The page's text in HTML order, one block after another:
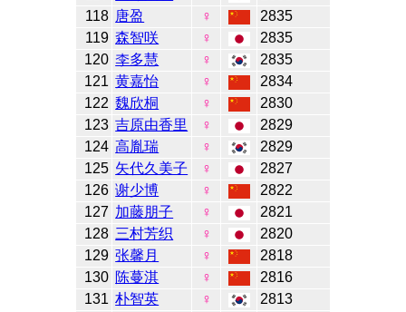
118 唐盈 ♀
2835
119 森智咲 ♀
2835
120 李多慧 ♀
2835
121 黄嘉怡 ♀
2834
122 魏欣桐 ♀
2830
123 吉原由香里 ♀
2829
124 高胤瑞 ♀
2829
125 矢代久美子 ♀
2827
126 谢少博 ♀
2822
127 加藤朋子 ♀
2821
128 三村芳织 ♀
2820
129 张馨月 ♀
2818
130 陈蔓淇 ♀
2816
131 朴智英 ♀
2813